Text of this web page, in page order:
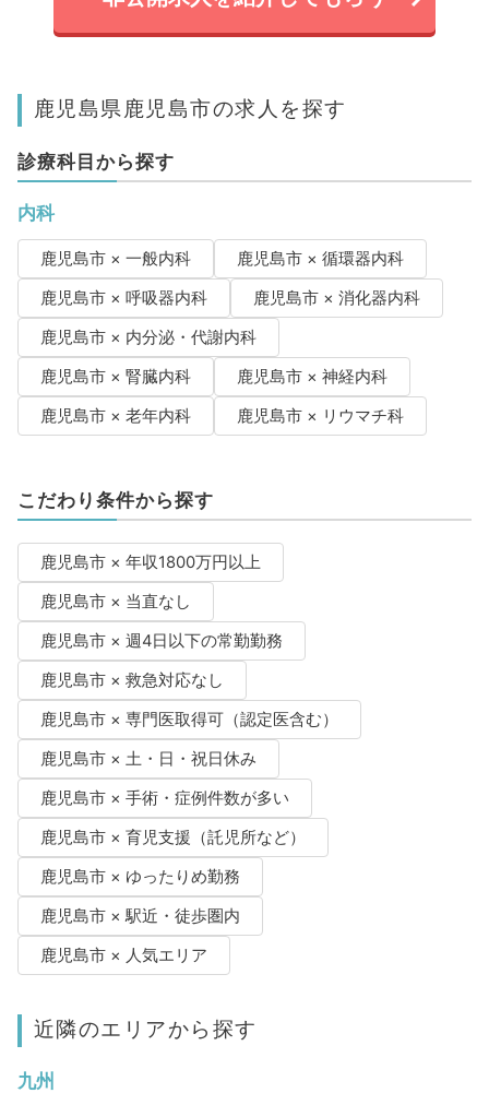
鹿児島県鹿児島市の求人を探す
診療科目から探す
内科
鹿児島市 × 一般内科
鹿児島市 × 循環器内科
鹿児島市 × 呼吸器内科
鹿児島市 × 消化器内科
鹿児島市 × 内分泌・代謝内科
鹿児島市 × 腎臓内科
鹿児島市 × 神経内科
鹿児島市 × 老年内科
鹿児島市 × リウマチ科
こだわり条件から探す
鹿児島市 × 年収1800万円以上
鹿児島市 × 当直なし
鹿児島市 × 週4日以下の常勤勤務
鹿児島市 × 救急対応なし
鹿児島市 × 専門医取得可（認定医含む）
鹿児島市 × 土・日・祝日休み
鹿児島市 × 手術・症例件数が多い
鹿児島市 × 育児支援（託児所など）
鹿児島市 × ゆったりめ勤務
鹿児島市 × 駅近・徒歩圏内
鹿児島市 × 人気エリア
近隣のエリアから探す
九州